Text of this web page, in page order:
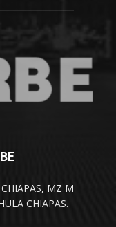
MZ M
CHIAPAS.